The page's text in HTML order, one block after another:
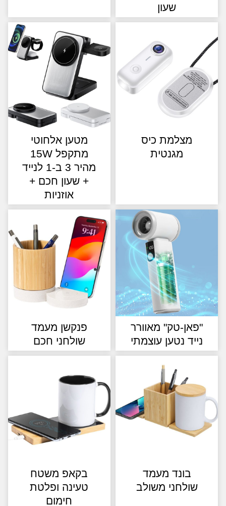
מצלמת כיס
מגנטית
מטען אלחוטי
מתקפל 15W
מהיר 3 ב-1 לנייד
+ שעון חכם +
אוזניות
טק" מאוורר
נטען עוצמתי
פנקשן מעמד
שולחני חכם
בונד מעמד
שולחני משולב
בקאפ משטח
טעינה ופלטת